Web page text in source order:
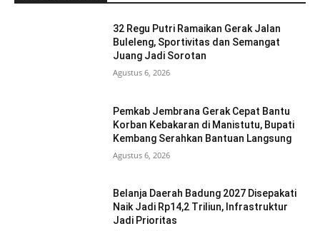
32 Regu Putri Ramaikan Gerak Jalan
Buleleng, Sportivitas dan Semangat
Juang Jadi Sorotan
Agustus 6, 2026
Pemkab Jembrana Gerak Cepat Bantu
Korban Kebakaran di Manistutu, Bupati
Kembang Serahkan Bantuan Langsung
Agustus 6, 2026
Belanja Daerah Badung 2027 Disepakati
Naik Jadi Rp14,2 Triliun, Infrastruktur
Jadi Prioritas